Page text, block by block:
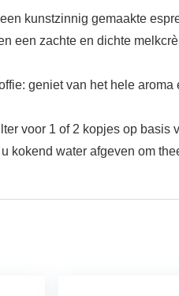
kunstzinnig gemaakte
een zachte en dichte
geniet van het hele
voor 1 of 2 kopjes op
kokend water afgeven om